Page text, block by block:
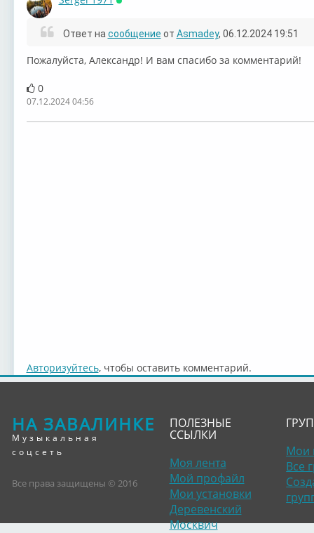
Ответ на сообщение от Asmadey, 06.12.2024 19:51
Пожалуйста, Александр! И вам спасибо за комментарий!
0
07.12.2024 04:56
Авторизуйтесь, чтобы оставить комментарий.
НА ЗАВАЛИНКЕ
Музыкальная
соцсеть
Все права защищены © 2016
ПОЛЕЗНЫЕ
ССЫЛКИ
Моя лента
Мой профайл
Мои установки
Деревенский
Москвич
Мои
Все